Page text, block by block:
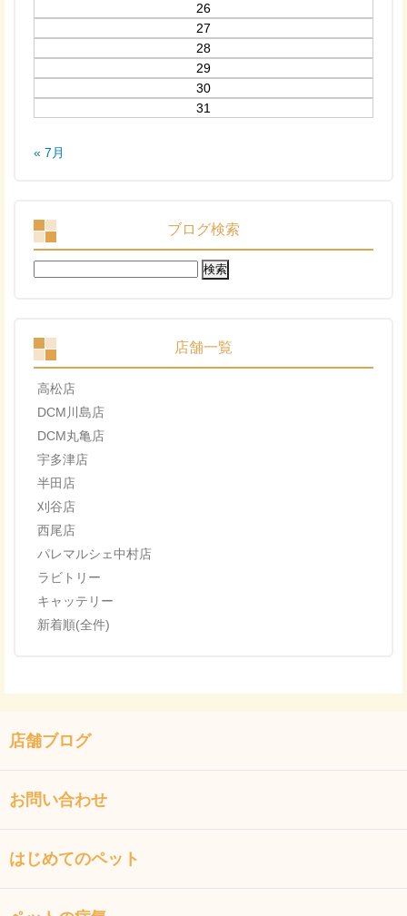
26
27
28
29
30
31
« 7月
ブログ検索
検
索:
店舗一覧
高松店
DCM川島店
DCM丸亀店
宇多津店
半田店
刈谷店
西尾店
パレマルシェ中村店
ラビトリー
キャッテリー
新着順(全件)
店舗ブログ
お問い合わせ
はじめてのペット